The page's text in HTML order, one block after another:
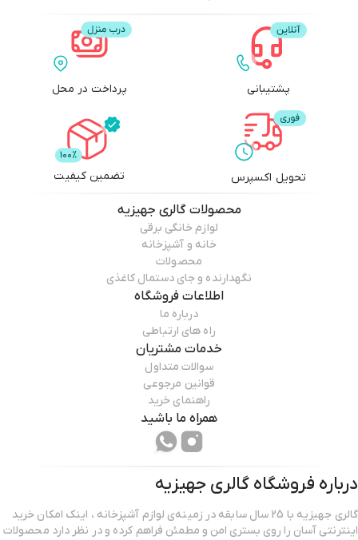
پشتیبانی پرداخت در محل
تحویل اکسپرس تضمین کیفیت
محصولاتگالری جهیزیه
لوازم خانگی برقی
خانه و آشپزخانه
محصولات
نگهدارنده و جای دستمال کاغذی
اطلاعات فروشگاه
درباره ما
راه های ارتباطی
خدمات مشتریان
سوالات متداول
قوانین مرجوعی
راهنمای خرید
همراه ما باشید
درباره فروشگاه گالری جهیزیه
گالری جهیزیه با 25 سال سابقه در زمینه‌ی لوازم آشپزخانه ، اینک امکان خرید
اینترنتی آسان را روی بستری امن و مطمئن فراهم کرده و در نظر دارد محصولات